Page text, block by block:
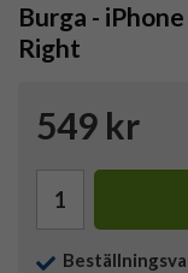
Burga -
Right
549 kr